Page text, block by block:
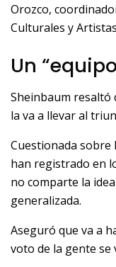
Orozco,
Culturales y
Un
Sheinbaum resaltó
la va a llevar al
Cuestionada sobre
han registrado en
no comparte la
generalizada.
Aseguró que va a
voto de la gente se